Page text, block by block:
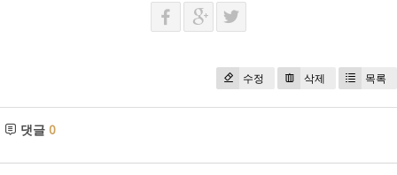
수정 삭제 목록
댓글 0